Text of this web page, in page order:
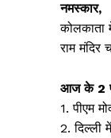
c
e
o
o
नमस्कार,
कोलकाता
राम मंदिर
आज के 2
1. पीएम
2. दिल्ली